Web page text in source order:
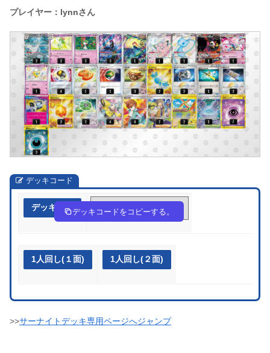
プレイヤー：lynnさん
デッキコード
デッキ作成 8cGGcY-RlkJxq-xcxcYc
デッキコードをコピーする。
1人回し(１面) 1人回し(２面)
>>サーナイトデッキ専用ページへジャンプ